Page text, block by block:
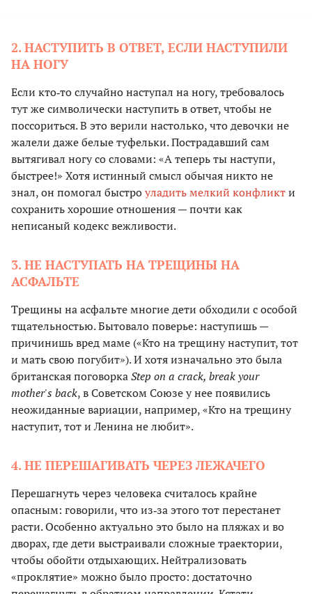
2. НАСТУПИТЬ В ОТВЕТ, ЕСЛИ НАСТУПИЛИ
НА НОГУ
Если кто‑то случайно наступал на ногу, требовалось
тут же символически наступить в ответ, чтобы не
поссориться. В это верили настолько, что девочки не
жалели даже белые туфельки. Пострадавший сам
вытягивал ногу со словами: «А теперь ты наступи,
быстрее!» Хотя истинный смысл обычая никто не
знал, он помогал быстроуладить мелкий конфликти
сохранить хорошие отношения — почти как
неписаный кодекс вежливости.
3. НЕ НАСТУПАТЬ НА ТРЕЩИНЫ НА
АСФАЛЬТЕ
Трещины на асфальте многие дети обходили с особой
тщательностью. Бытовало поверье: наступишь —
причинишь вред маме («Кто на трещину наступит, тот
и мать свою погубит»). И хотя изначально это была
британская поговоркаStep on a crack, break your
mother's back, в Советском Союзе у нее появились
неожиданные вариации, например, «Кто на трещину
наступит, тот и Ленина не любит».
4. НЕ ПЕРЕШАГИВАТЬ ЧЕРЕЗ ЛЕЖАЧЕГО
Перешагнуть через человека считалось крайне
опасным: говорили, что из‑за этого тот перестанет
расти. Особенно актуально это было на пляжах и во
дворах, где дети выстраивали сложные траектории,
чтобы обойти отдыхающих. Нейтрализовать
«проклятие» можно было просто: достаточно